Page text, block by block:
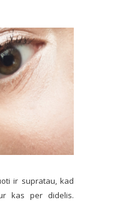
ir supratau, kad
kas per didelis.